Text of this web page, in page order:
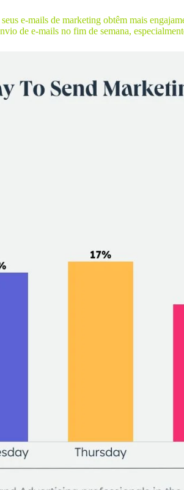
e-mails de marketing obtêm mais
de e-mails no fim de semana,